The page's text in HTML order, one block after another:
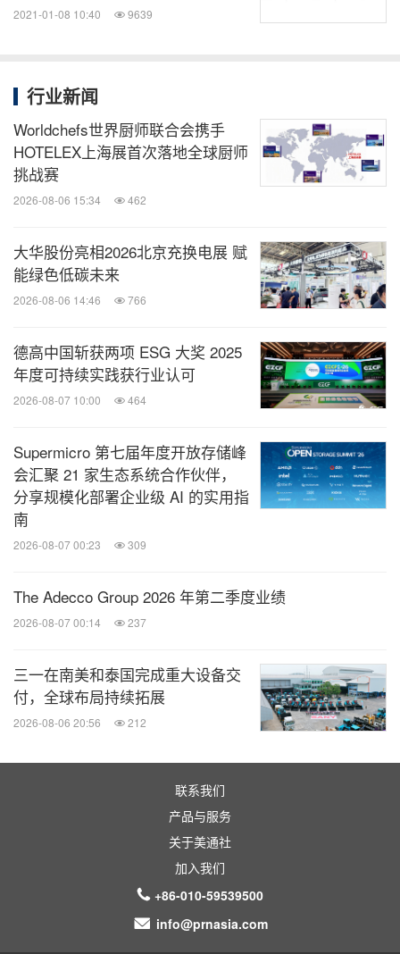
分享到：
2021-01-08 10:40 9639
行业新闻
Worldchefs世界厨师联合会携手
HOTELEX上海展首次落地全球厨师
挑战赛
2026-08-06 15:34 462
大华股份亮相2026北京充换电展 赋
能绿色低碳未来
2026-08-06 14:46 766
德高中国斩获两项 ESG 大奖 2025
年度可持续实践获行业认可
2026-08-07 10:00 464
Supermicro 第七届年度开放存储峰
会汇聚 21 家生态系统合作伙伴，
分享规模化部署企业级 AI 的实用指
南
2026-08-07 00:23 309
The Adecco Group 2026 年第二季度业绩
2026-08-07 00:14 237
三一在南美和泰国完成重大设备交
付，全球布局持续拓展
2026-08-06 20:56 212
联系我们
产品与服务
关于美通社
加入我们
+86-010-59539500
info@prnasia.com